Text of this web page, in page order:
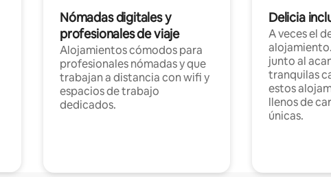
Nómadas digitales y
profesionales de viaje
Alojamientos cómodos para
profesionales nómadas y que
trabajan a distancia con wifi y
espacios de trabajo
dedicados.
Delicia
A veces el
junto al
tranquilas
estos
llenos de
únicas.